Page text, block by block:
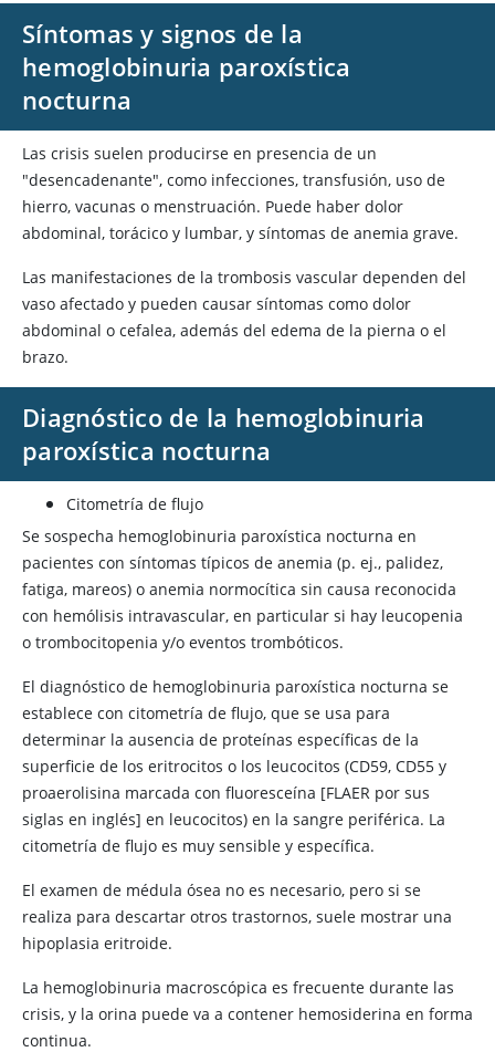
Síntomas y signos de la
hemoglobinuria paroxística
nocturna
Las crisis suelen producirse en presencia de un
"desencadenante", como infecciones, transfusión, uso de
hierro, vacunas o menstruación. Puede haber dolor
abdominal, torácico y lumbar, y síntomas de anemia grave.
Las manifestaciones de la trombosis vascular dependen del
vaso afectado y pueden causar síntomas como dolor
abdominal o cefalea, además del edema de la pierna o el
brazo.
Diagnóstico de la hemoglobinuria
paroxística nocturna
Citometría de flujo
Se sospecha hemoglobinuria paroxística nocturna en
pacientes con síntomas típicos de anemia (p. ej., palidez,
fatiga, mareos) o anemia normocítica sin causa reconocida
con hemólisis intravascular, en particular si hay leucopenia
o trombocitopenia y/o eventos trombóticos.
El diagnóstico de hemoglobinuria paroxística nocturna se
establece con citometría de flujo, que se usa para
determinar la ausencia de proteínas específicas de la
superficie de los eritrocitos o los leucocitos (CD59, CD55 y
proaerolisina marcada con fluoresceína [FLAER por sus
siglas en inglés] en leucocitos) en la sangre periférica. La
citometría de flujo es muy sensible y específica.
El examen de médula ósea no es necesario, pero si se
realiza para descartar otros trastornos, suele mostrar una
hipoplasia eritroide.
La hemoglobinuria macroscópica es frecuente durante las
crisis, y la orina puede va a contener hemosiderina en forma
continua.